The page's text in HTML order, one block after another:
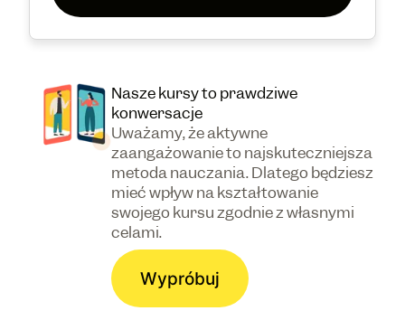
Nasze kursy to prawdziwe
konwersacje
Uważamy, że aktywne
zaangażowanie to najskuteczniejsza
metoda nauczania. Dlatego będziesz
mieć wpływ na kształtowanie
swojego kursu zgodnie z własnymi
celami.
Wypróbuj